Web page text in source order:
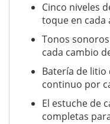
Cinco niveles
toque en cada
Tonos
cada cambio
Batería de litio
continuo por
El estuche de
completas